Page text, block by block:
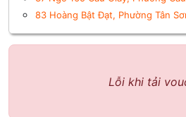
83 Hoàng Bật Đạt, Phường Tân
Lỗi khi tải